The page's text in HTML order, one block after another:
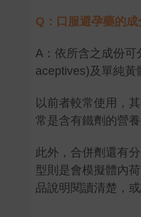
Q：口服避孕藥的成
A：依所含之成份
aceptives)及單純黃
以前者較常使用，
常是含有鐵劑的營養
此外，合併劑還有
型則是會模擬體內
品說明閱讀清楚，